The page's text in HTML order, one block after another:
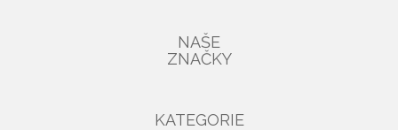
NAŠE
ZNAČKY
KATEGORIE